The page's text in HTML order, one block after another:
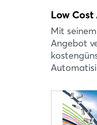
Low
Mit
Angebot